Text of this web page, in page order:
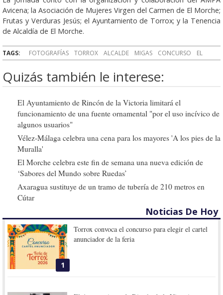
Avicena; la Asociación de Mujeres Virgen del Carmen de El Morche;
Frutas y Verduras Jesús; el Ayuntamiento de Torrox; y la Tenencia
de Alcaldía de El Morche.
TAGS: FOTOGRAFÍAS TORROX ALCALDE MIGAS CONCURSO EL
Quizás también le interese:
El Ayuntamiento de Rincón de la Victoria limitará el
funcionamiento de una fuente ornamental "por el uso incívico de
algunos usuarios"
Vélez-Málaga celebra una cena para los mayores 'A los pies de la
Muralla'
El Morche celebra este fin de semana una nueva edición de
‘Sabores del Mundo sobre Ruedas’
Axaragua sustituye de un tramo de tubería de 210 metros en
Cútar
Noticias De Hoy
1
Torrox convoca el concurso para elegir el cartel
anunciador de la feria